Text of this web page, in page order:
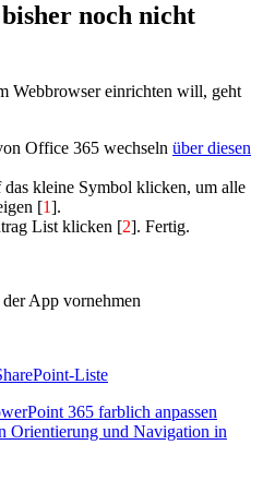
noch nicht
Webbrowser einrichten will, geht
Office 365 wechseln über diesen
kleine Symbol klicken, um alle
[1].
List klicken [2]. Fertig.
App vornehmen
Liste
365 farblich anpassen
Orientierung und Navigation in